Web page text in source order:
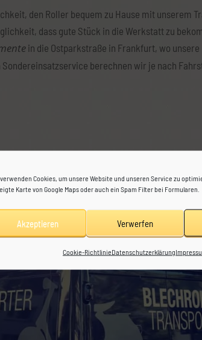
Cookies, um unsere Website und unseren Service zu
Karte von Google Maps oder auch ein Spam Filter bei Formularen.
Akzeptieren Verwerfen
Cookie-RichtlinieDatenschutzerklärung
den Roller bequem zu Hause mit unserem
dass gute Stück in die Werkstatt zu
in die Ostparkstraße in Frankfurt, wo unsere
berechnen wir je nach
auf einer Strecke empfehlen wir den Kontakt einer